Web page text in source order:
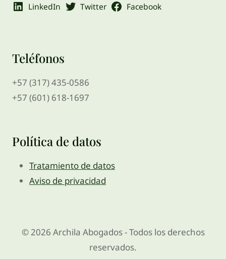
LinkedIn Twitter Facebook
Teléfonos
+57 (317) 435-0586
+57 (601) 618-1697
Política de datos
Tratamiento de datos
Aviso de privacidad
© 2026 Archila Abogados - Todos los derechos
reservados.